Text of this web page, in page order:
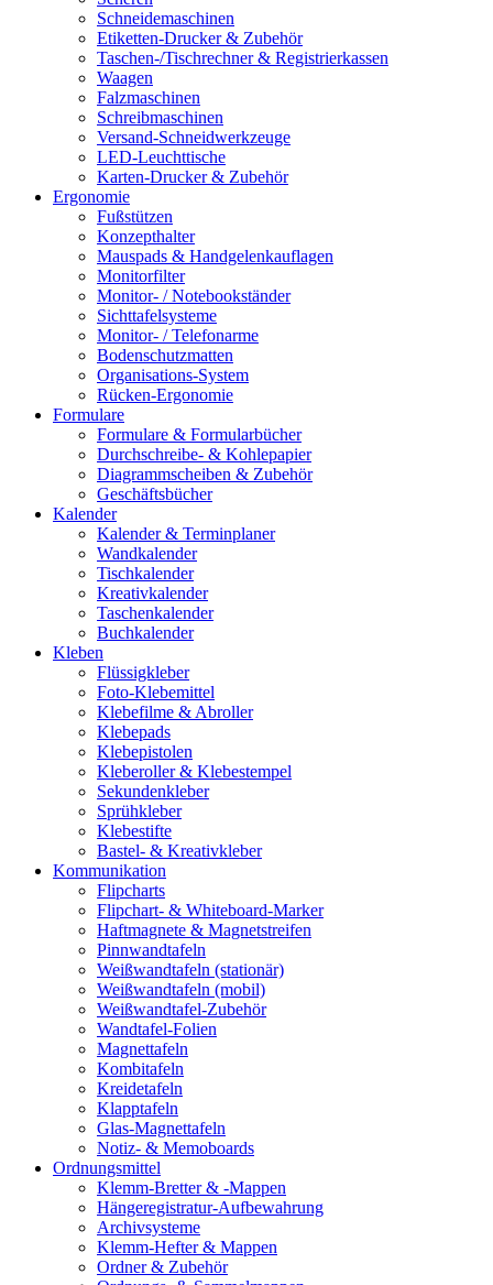
Schneidemaschinen
Etiketten-Drucker & Zubehör
Taschen-/Tischrechner & Registrierkassen
Waagen
Falzmaschinen
Schreibmaschinen
Versand-Schneidwerkzeuge
LED-Leuchttische
Karten-Drucker & Zubehör
Ergonomie
Fußstützen
Konzepthalter
Mauspads & Handgelenkauflagen
Monitorfilter
Monitor- / Notebookständer
Sichttafelsysteme
Monitor- / Telefonarme
Bodenschutzmatten
Organisations-System
Rücken-Ergonomie
Formulare
Formulare & Formularbücher
Durchschreibe- & Kohlepapier
Diagrammscheiben & Zubehör
Geschäftsbücher
Kalender
Kalender & Terminplaner
Wandkalender
Tischkalender
Kreativkalender
Taschenkalender
Buchkalender
Kleben
Flüssigkleber
Foto-Klebemittel
Klebefilme & Abroller
Klebepads
Klebepistolen
Kleberoller & Klebestempel
Sekundenkleber
Sprühkleber
Klebestifte
Bastel- & Kreativkleber
Kommunikation
Flipcharts
Flipchart- & Whiteboard-Marker
Haftmagnete & Magnetstreifen
Pinnwandtafeln
Weißwandtafeln (stationär)
Weißwandtafeln (mobil)
Weißwandtafel-Zubehör
Wandtafel-Folien
Magnettafeln
Kombitafeln
Kreidetafeln
Klapptafeln
Glas-Magnettafeln
Notiz- & Memoboards
Ordnungsmittel
Klemm-Bretter & -Mappen
Hängeregistratur-Aufbewahrung
Archivsysteme
Klemm-Hefter & Mappen
Ordner & Zubehör